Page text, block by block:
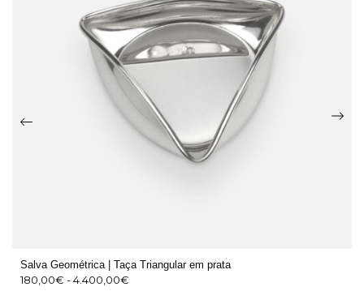
Salva Geométrica | Taça Triangular em prata
180,00€ -4.400,00€